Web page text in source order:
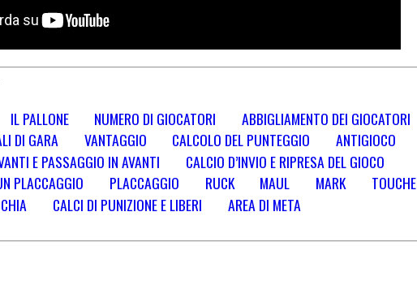
IL PALLONE NUMERO DI GIOCATORI
ABBIGLIAMENTO DEI GIOCATORI
DI GARA VANTAGGIO CALCOLO DEL PUNTEGGIO
ANTIGIOCO
E PASSAGGIO IN AVANTI
CALCIO D’INVIO E RIPRESA DEL GIOCO
PLACCAGGIO
PLACCAGGIO RUCK MAUL MARK
TOUCHE
CALCI DI PUNIZIONE E LIBERI AREA DI META